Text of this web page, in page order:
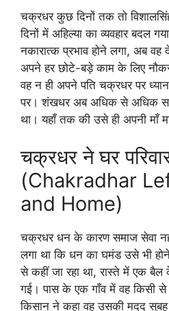
चक्रधर कुछ दिनों तक तो
दिनों में अहिल्या का व्यवहार बदल
नकारात्क प्रभाव होने लगा, अब
अपने हर छोटे-बड़े काम के लिए
वह न ही अपने पति चक्रधर पर
पर। शंखधर अब अधिक से अधिक
था। यहाँ तक की उसे ही अपनी माँ
चक्रधर ने घर
(Chakradhar
and Home)
चक्रधर धन के कारण समाज सेवा
लगा था कि धन का घमंड उसे भी
से कहीं जा रहा था, रास्ते में एक
गई। पास के एक गाँव में वह किसी से
किसान ने कहा वह उसकी मदद